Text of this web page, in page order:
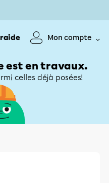
Mon compte
est en travaux.
celles déjà posées!